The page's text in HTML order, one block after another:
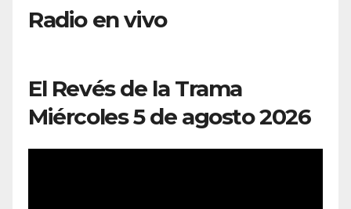
Radio en vivo
El Revés de la Trama
Miércoles 5 de agosto 2026